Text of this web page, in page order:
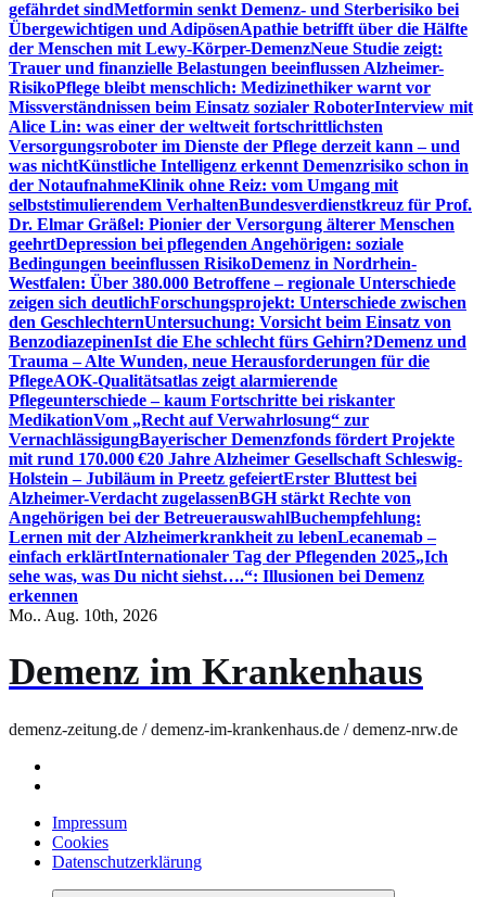
gefährdet sindMetformin senkt Demenz- und Sterberisiko bei
Übergewichtigen und AdipösenApathie betrifft über die Hälfte
der Menschen mit Lewy-Körper-DemenzNeue Studie zeigt:
Trauer und finanzielle Belastungen beeinflussen Alzheimer-
RisikoPflege bleibt menschlich: Medizinethiker warnt vor
Missverständnissen beim Einsatz sozialer RoboterInterview mit
Alice Lin: was einer der weltweit fortschrittlichsten
Versorgungsroboter im Dienste der Pflege derzeit kann – und
was nichtKünstliche Intelligenz erkennt Demenzrisiko schon in
der NotaufnahmeKlinik ohne Reiz: vom Umgang mit
selbststimulierendem VerhaltenBundesverdienstkreuz für Prof.
Dr. Elmar Gräßel: Pionier der Versorgung älterer Menschen
geehrtDepression bei pflegenden Angehörigen: soziale
Bedingungen beeinflussen RisikoDemenz in Nordrhein-
Westfalen: Über 380.000 Betroffene – regionale Unterschiede
zeigen sich deutlichForschungsprojekt: Unterschiede zwischen
den GeschlechternUntersuchung: Vorsicht beim Einsatz von
BenzodiazepinenIst die Ehe schlecht fürs Gehirn?Demenz und
Trauma – Alte Wunden, neue Herausforderungen für die
PflegeAOK-Qualitätsatlas zeigt alarmierende
Pflegeunterschiede – kaum Fortschritte bei riskanter
MedikationVom „Recht auf Verwahrlosung“ zur
VernachlässigungBayerischer Demenzfonds fördert Projekte
mit rund 170.000 €20 Jahre Alzheimer Gesellschaft Schleswig-
Holstein – Jubiläum in Preetz gefeiertErster Bluttest bei
Alzheimer-Verdacht zugelassenBGH stärkt Rechte von
Angehörigen bei der BetreuerauswahlBuchempfehlung:
Lernen mit der Alzheimerkrankheit zu lebenLecanemab –
einfach erklärtInternationaler Tag der Pflegenden 2025„Ich
sehe was, was Du nicht siehst….“: Illusionen bei Demenz
erkennen
Mo.. Aug. 10th, 2026
Demenz im Krankenhaus
demenz-zeitung.de / demenz-im-krankenhaus.de / demenz-nrw.de
Impressum
Cookies
Datenschutzerklärung